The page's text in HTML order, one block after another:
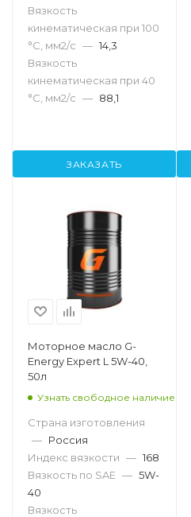
Вязкость
кинематическая при 100
°С, мм2/с — 14,3
Вязкость
кинематическая при 40
°С, мм2/с — 88,1
ЗАКАЗАТЬ
Моторное масло G-
Energy Expert L 5W-40,
50л
Узнать свободное наличие
Страна изготовления
— Россия
Индекс вязкости — 168
Вязкость по SAE — 5W-
40
Вязкость